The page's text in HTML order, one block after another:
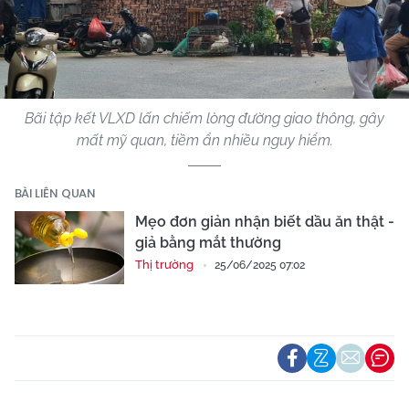
Bãi tập kết VLXD lấn chiếm lòng đường giao thông, gây
mất mỹ quan, tiềm ẩn nhiều nguy hiểm.
BÀI LIÊN QUAN
Mẹo đơn giản nhận biết dầu ăn thật -
giả bằng mắt thường
Thị trường 25/06/2025 07:02